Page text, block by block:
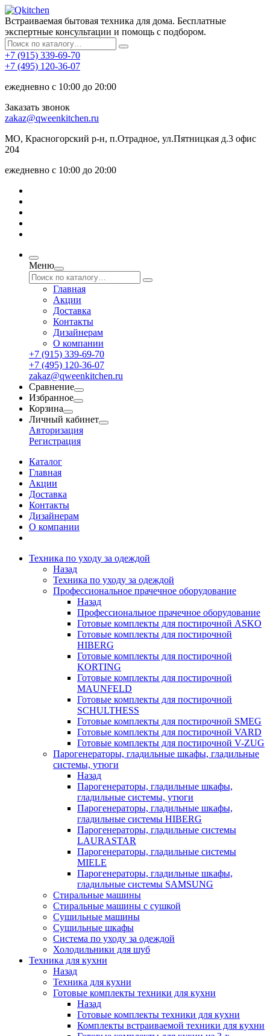
Встраиваемая бытовая техника для дома. Бесплатные
экспертные консультации и помощь с подбором.
+7 (915) 339-69-70
+7 (495) 120-36-07
ежедневно с 10:00 до 20:00
Заказать звонок
zakaz@qweenkitchen.ru
МО, Красногорский р-н, п.Отрадное, ул.Пятницкая д.3 офис
204
ежедневно с 10:00 до 20:00
Меню
Главная
Акции
Доставка
Контакты
Дизайнерам
О компании
+7 (915) 339-69-70
+7 (495) 120-36-07
zakaz@qweenkitchen.ru
Сравнение
Избранное
Корзина
Личный кабинет
Авторизация
Регистрация
Каталог
Главная
Акции
Доставка
Контакты
Дизайнерам
О компании
Техника по уходу за одеждой
Назад
Техника по уходу за одеждой
Профессиональное прачечное оборудование
Назад
Профессиональное прачечное оборудование
Готовые комплекты для постирочной ASKO
Готовые комплекты для постирочной
HIBERG
Готовые комплекты для постирочной
KORTING
Готовые комплекты для постирочной
MAUNFELD
Готовые комплекты для постирочной
SCHULTHESS
Готовые комплекты для постирочной SMEG
Готовые комплекты для постирочной VARD
Готовые комплекты для постирочной V-ZUG
Парогенераторы, гладильные шкафы, гладильные
системы, утюги
Назад
Парогенераторы, гладильные шкафы,
гладильные системы, утюги
Парогенераторы, гладильные шкафы,
гладильные системы HIBERG
Парогенераторы, гладильные системы
LAURASTAR
Парогенераторы, гладильные системы
MIELE
Парогенераторы, гладильные шкафы,
гладильные системы SAMSUNG
Стиральные машины
Стиральные машины с сушкой
Сушильные машины
Сушильные шкафы
Система по уходу за одеждой
Холодильники для шуб
Техника для кухни
Назад
Техника для кухни
Готовые комплекты техники для кухни
Назад
Готовые комплекты техники для кухни
Комплекты встраиваемой техники для кухни